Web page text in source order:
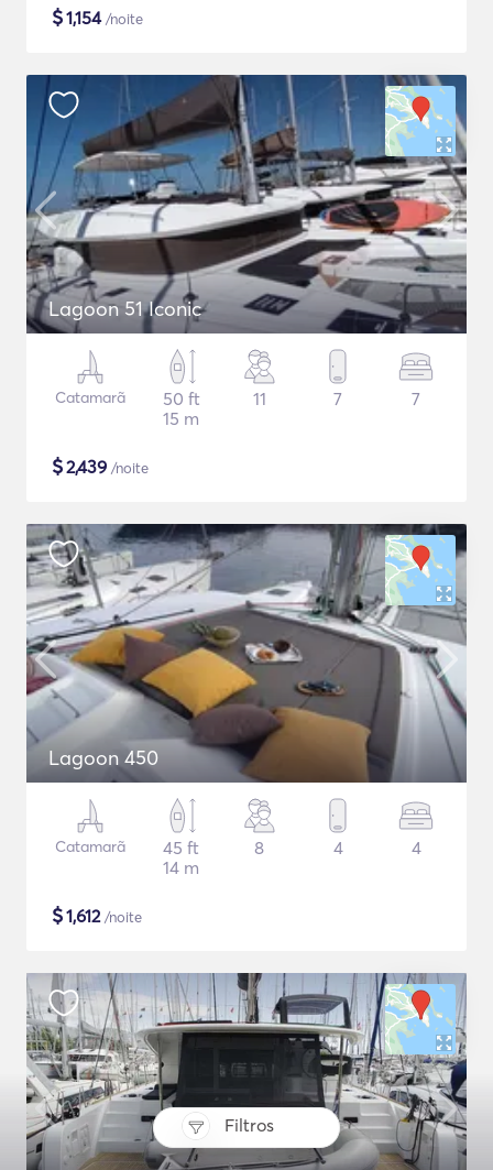
Filtros
$1,154/noite
Lagoon 51 Iconic
Catamarã
50 ft
15 m
11 7 7
$2,439 /noite
Lagoon 450
Catamarã
45 ft
14 m
8 4 4
$1,612/noite